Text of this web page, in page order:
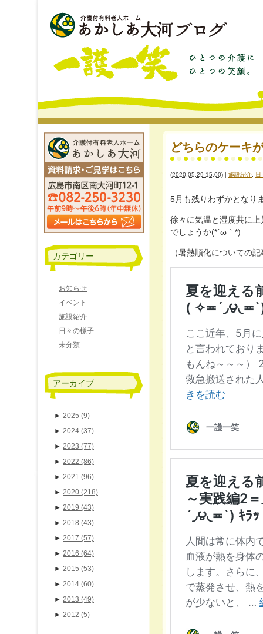
どちらのケーキ
(2020.05.29 15:00) | 施設紹介 日
5月も残りわずかとなり
徐々に気温と湿度共に
でしょうか(*´ω｀*)
（暑熱順化についての
カテゴリー
お知らせ
イベント
施設紹介
日々の様子
未分類
アーカイブ
► 2025 (9)
► 2024 (37)
► 2023 (77)
► 2022 (86)
► 2021 (96)
► 2020 (218)
► 2019 (43)
► 2018 (43)
► 2017 (57)
► 2016 (64)
► 2015 (53)
► 2014 (60)
► 2013 (49)
► 2012 (5)